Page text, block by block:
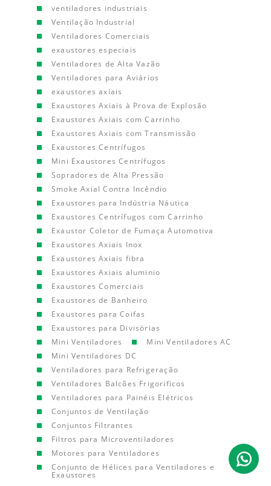
ventiladores industriais
Ventilação Industrial
Ventiladores Comerciais
exaustores especiais
Ventiladores de Alta Vazão
Ventiladores para Aviários
exaustores axiais
Exaustores Axiais à Prova de Explosão
Exaustores Axiais com Carrinho
Exaustores Axiais com Transmissão
Exaustores Centrífugos
Mini Exaustores Centrífugos
Sopradores de Alta Pressão
Smoke Axial Contra Incêndio
Exaustores para Indústria Náutica
Exaustores Centrífugos com Carrinho
Exaustor Coletor de Fumaça Automotiva
Exaustores Axiais Inox
Exaustores Axiais fibra
Exaustores Axiais aluminio
Exaustores Comerciais
Exaustores de Banheiro
Exaustores para Coifas
Exaustores para Divisórias
Mini Ventiladores
Mini Ventiladores AC
Mini Ventiladores DC
Ventiladores para Refrigeração
Ventiladores Balcões Frigorificos
Ventiladores para Painéis Elétricos
Conjuntos de Ventilação
Conjuntos Filtrantes
Filtros para Microventiladores
Motores para Ventiladores
Conjunto de Hélices para Ventiladores e
Exaustores